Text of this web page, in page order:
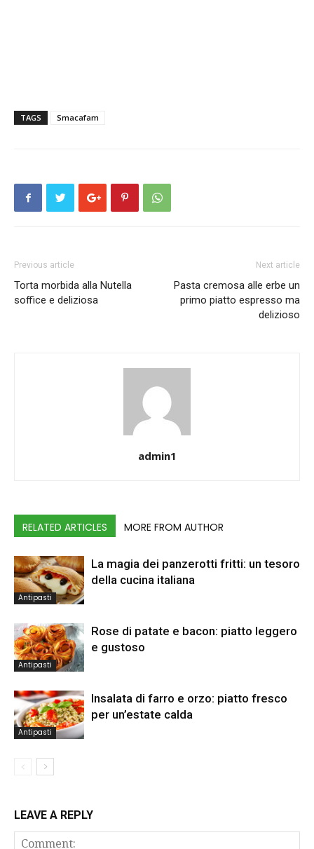
TAGS Smacafam
Previous article
Torta morbida alla Nutella
soffice e deliziosa
Next article
Pasta cremosa alle erbe un
primo piatto espresso ma
delizioso
admin1
RELATED ARTICLES MORE FROM AUTHOR
Antipasti
La magia dei panzerotti fritti: un tesoro
della cucina italiana
Antipasti
Rose di patate e bacon: piatto leggero
e gustoso
Antipasti
Insalata di farro e orzo: piatto fresco
per un’estate calda
LEAVE A REPLY